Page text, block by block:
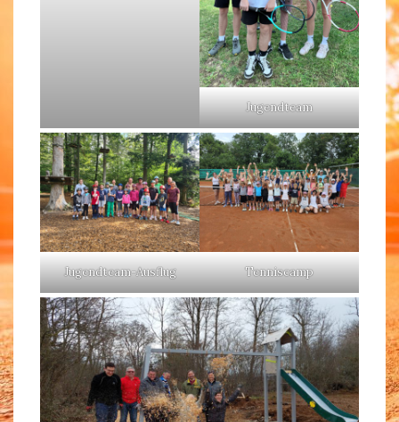
Jugendteam
Jugendteam-Ausflug Tenniscamp